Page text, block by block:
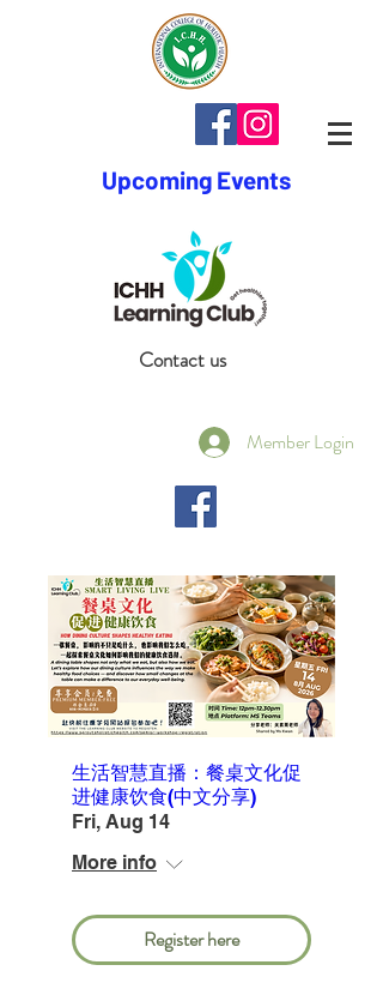
Upcoming Events
Contact us
Member Login
生活智慧直播：餐桌文化促
进健康饮食(中文分享)
Fri, Aug 14
More info
Register here